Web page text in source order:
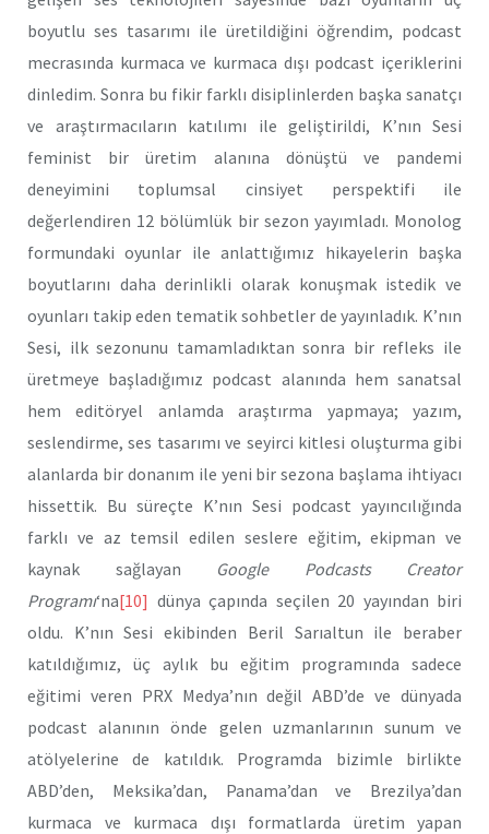
boyutlu ses tasarımı ile üretildiğini öğrendim, podcast
mecrasında kurmaca ve kurmaca dışı podcast içeriklerini
dinledim. Sonra bu fikir farklı disiplinlerden başka sanatçı
ve araştırmacıların katılımı ile geliştirildi, K’nın Sesi
feminist bir üretim alanına dönüştü ve pandemi
deneyimini toplumsal cinsiyet perspektifi ile
değerlendiren 12 bölümlük bir sezon yayımladı. Monolog
formundaki oyunlar ile anlattığımız hikayelerin başka
boyutlarını daha derinlikli olarak konuşmak istedik ve
oyunları takip eden tematik sohbetler de yayınladık. K’nın
Sesi, ilk sezonunu tamamladıktan sonra bir refleks ile
üretmeye başladığımız podcast alanında hem sanatsal
hem editöryel anlamda araştırma yapmaya; yazım,
seslendirme, ses tasarımı ve seyirci kitlesi oluşturma gibi
alanlarda bir donanım ile yeni bir sezona başlama ihtiyacı
hissettik. Bu süreçte K’nın Sesi podcast yayıncılığında
farklı ve az temsil edilen seslere eğitim, ekipman ve
kaynak sağlayan Google Podcasts Creator
Programı‘na[10] dünya çapında seçilen 20 yayından biri
oldu. K’nın Sesi ekibinden Beril Sarıaltun ile beraber
katıldığımız, üç aylık bu eğitim programında sadece
eğitimi veren PRX Medya’nın değil ABD’de ve dünyada
podcast alanının önde gelen uzmanlarının sunum ve
atölyelerine de katıldık. Programda bizimle birlikte
ABD’den, Meksika’dan, Panama’dan ve Brezilya’dan
kurmaca ve kurmaca dışı formatlarda üretim yapan